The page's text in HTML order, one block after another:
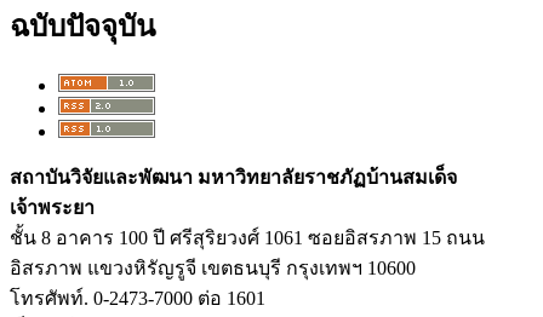
ฉบับปัจจุบัน
สถาบันวิจัยและพัฒนา มหาวิทยาลัยราชภัฏบ้านสมเด็จ
เจ้าพระยา
ชั้น 8 อาคาร 100 ปี ศรีสุริยวงศ์ 1061 ซอยอิสรภาพ 15 ถนน
อิสรภาพ แขวงหิรัญรูจี เขตธนบุรี กรุงเทพฯ 10600
โทรศัพท์. 0-2473-7000 ต่อ 1601